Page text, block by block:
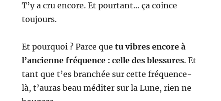
T’y a cru encore.Et pourtant… ça coince
toujours.
Et pourquoi ?Parce quetu vibres encore à
l’ancienne fréquence : celle des blessures.Et
tant que t’es branchée sur cette fréquence-
là, t’auras beau méditer sur la Lune, rien ne